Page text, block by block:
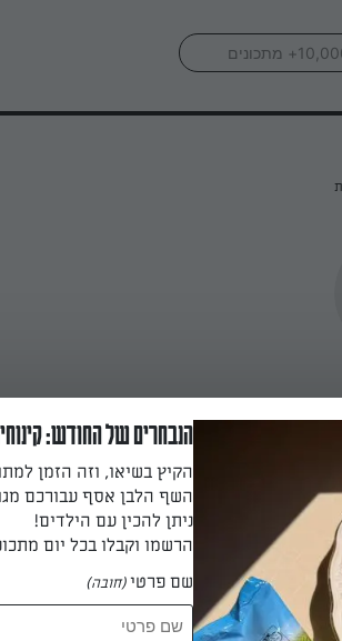
הנבחרים של החודש:
הקיץ בשיאו, וזה הזמן
השף הלבן אסף עבורכם
ניתן להכין עם הילדים!
הרשמו וקבלו בכל יום
שם פרטי(חובה)